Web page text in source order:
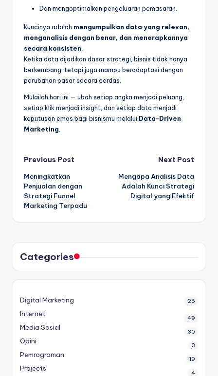
Dan mengoptimalkan pengeluaran pemasaran.
Kuncinya adalah mengumpulkan data yang relevan,
menganalisis dengan benar, dan menerapkannya
secara konsisten
Ketika data dijadikan dasar strategi, bisnis tidak hanya
berkembang, tetapi juga mampu beradaptasi dengan
perubahan pasar secara cerdas.
Mulailah hari ini — ubah setiap angka menjadi peluang,
setiap klik menjadi insight, dan setiap data menjadi
keputusan emas bagi bisnismu melalui Data-Driven
Marketing
Post
navigation
Previous Post
Meningkatkan
Penjualan dengan
Strategi Funnel
Marketing Terpadu
Next Post
Mengapa Analisis Data
Adalah Kunci Strategi
Digital yang Efektif
Categories
Digital Marketing 26
Internet 49
Media Sosial 30
Opini 3
Pemrograman 19
Projects 4